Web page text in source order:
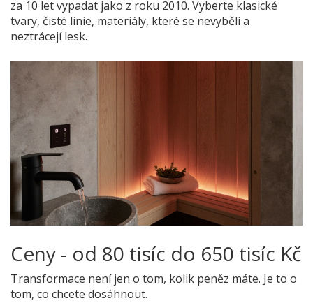
za 10 let vypadat jako z roku 2010. Vyberte klasické
tvary, čisté linie, materiály, které se nevybělí a
neztrácejí lesk.
Ceny - od 80 tisíc do 650 tisíc Kč
Transformace není jen o tom, kolik peněz máte. Je to o
tom, co chcete dosáhnout.